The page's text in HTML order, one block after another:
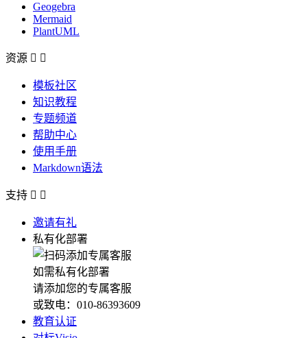
Geogebra
Mermaid
PlantUML
资源  
模板社区
知识教程
专题频道
帮助中心
使用手册
Markdown语法
支持  
邀请有礼
私有化部署
如需私有化部署
请添加您的专属客服
或致电：010-86393609
教育认证